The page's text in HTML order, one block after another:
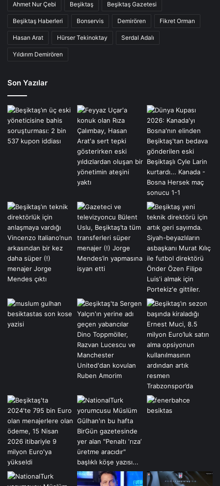
Ahmet Nur Çebi Beşiktaş Beşiktaş Gazetesi
Beşiktaş Haberleri Bonservis Demirören Fikret Orman
Hasan Arat Hürser Tekinoktay Serdal Adalı
Yıldırım Demirören
Son Yazılar